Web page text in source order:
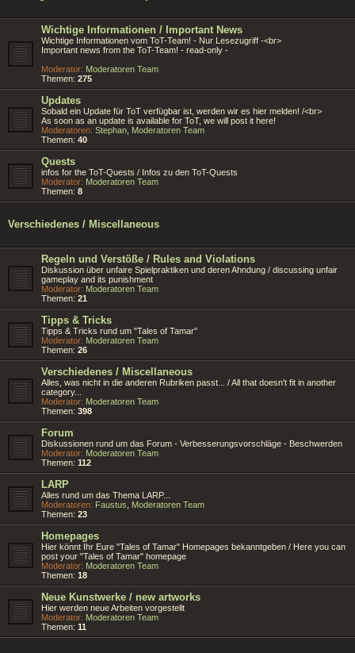
Wichtige Informationen / Important News
Wichtige Informationen vom ToT-Team! - Nur Lesezugriff -<br>
Important news from the ToT-Team! - read-only -
Moderator: Moderatoren Team
Themen: 275
Updates
Sobald ein Update für ToT verfügbar ist, werden wir es hier melden! /<br>
As soon as an update is available for ToT, we will post it here!
Moderatoren: Stephan Moderatoren Team
Themen: 40
Quests
infos for the ToT-Quests / Infos zu den ToT-Quests
Moderator: Moderatoren Team
Themen: 8
Verschiedenes / Miscellaneous
Regeln und Verstöße / Rules and Violations
Diskussion über unfaire Spielpraktiken und deren Ahndung / discussing unfair
gameplay and its punishment
Moderator: Moderatoren Team
Themen: 21
Tipps & Tricks
Tipps & Tricks rund um "Tales of Tamar"
Moderator: Moderatoren Team
Themen: 26
Verschiedenes / Miscellaneous
Alles, was nicht in die anderen Rubriken passt... / All that doesn't fit in another
category...
Moderator: Moderatoren Team
Themen: 398
Forum
Diskussionen rund um das Forum - Verbesserungsvorschläge - Beschwerden
Moderator: Moderatoren Team
Themen: 112
LARP
Alles rund um das Thema LARP...
Moderatoren: Faustus
Moderatoren Team
Themen: 23
Homepages
Hier könnt Ihr Eure "Tales of Tamar" Homepages bekanntgeben / Here you can
post your "Tales of Tamar" homepage
Moderator: Moderatoren Team
Themen: 18
Neue Kunstwerke / new artworks
Hier werden neue Arbeiten vorgestellt
Moderator: Moderatoren Team
Themen: 11